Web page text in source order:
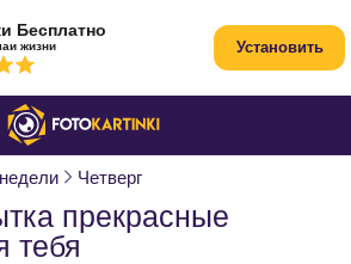
Четверг
прекрасные
тебя
Бесплатно
жизни Установить